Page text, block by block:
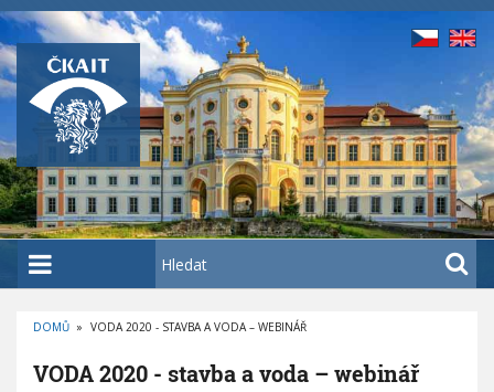
P
ř
e
j
t
k
h
l
d
O
B
DOMŮ » VODA 2020 - STAVBA A VODA – WEBINÁŘ
VODA 2020 - stavba a voda – webinář